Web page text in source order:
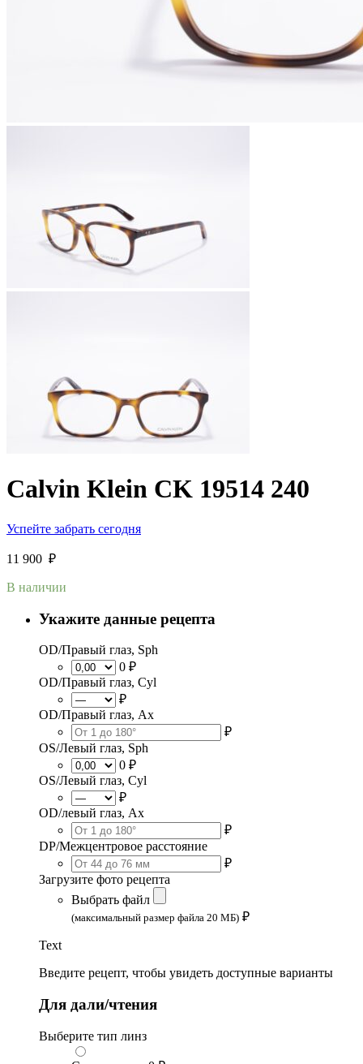
Calvin Klein CK 19514 240
Успейте забрать сегодня
11 900 ₽
В наличии
Укажите данные рецепта
OD/Правый глаз, Sph
0 ₽
OD/Правый глаз, Cyl
₽
OD/Правый глаз, Ax
₽
OS/Левый глаз, Sph
0 ₽
OS/Левый глаз, Cyl
₽
OD/левый глаз, Ax
₽
DP/Межцентровое расстояние
₽
Загрузите фото рецепта
Выбрать файл
(максимальный размер файла 20 МБ) ₽
Text
Введите рецепт, чтобы увидеть доступные варианты
Для дали/чтения
Выберите тип линз